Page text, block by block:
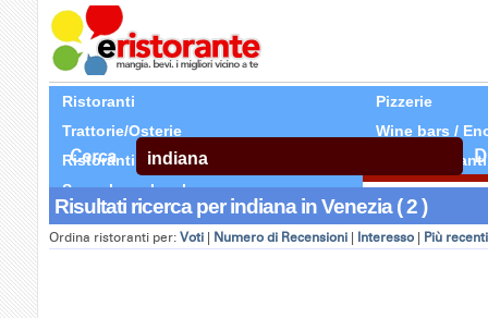
Ristoranti
Pizzerie
Trattorie/Osterie
Wine bars /
Ristoranti Etnici
Tutti Ristoranti
Segnala un locale
Cerca
Risultati ricerca per indiana in Venezia ( 2 )
Ordina ristoranti per: Voti Numero di Recensioni Interesso Più recenti